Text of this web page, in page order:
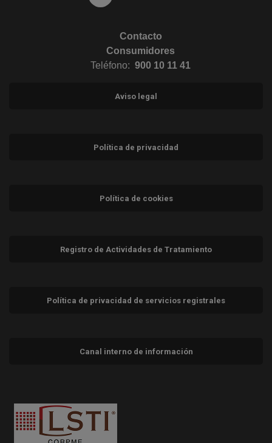
Contacto
Consumidores
Teléfono: 900 10 11 41
Aviso legal
Política de privacidad
Política de cookies
Registro de Actividades de Tratamiento
Política de privacidad de servicios registrales
Canal interno de información